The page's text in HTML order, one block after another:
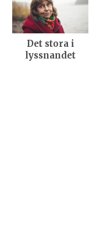
Det stora i
lyssnandet